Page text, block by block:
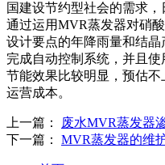
国建设节约型社会的需求，
通过运用MVR蒸发器对硝
设计要点的年降雨量和结
完成自动控制系统，并且使
节能效果比较明显，预估
运营成本。
上一篇：
废水MVR蒸发器
下一篇： MVR蒸发器的维